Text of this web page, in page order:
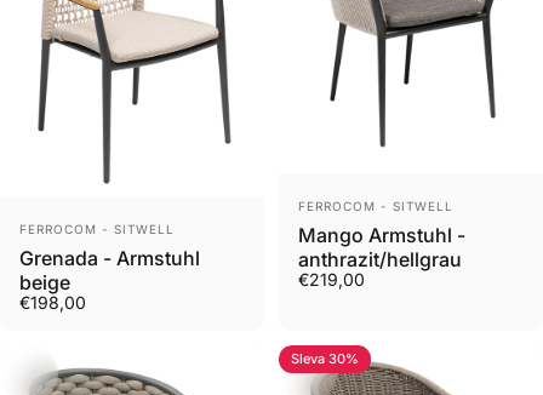
Prodejce
FERROCOM - SITWELL
Grenada - Armstuhl
beige
€198,00
Prodejce
FERROCOM - SITWELL
Mango Armstuhl -
anthrazit/hellgrau
€219,00
Sleva 30%